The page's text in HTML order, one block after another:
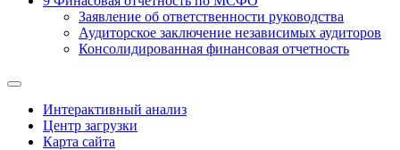
Заявление об ответственности руководства
Аудиторское заключение независимых аудиторов
Консолидированная финансовая отчетность
Интерактивный анализ
Центр загрузки
Карта сайта